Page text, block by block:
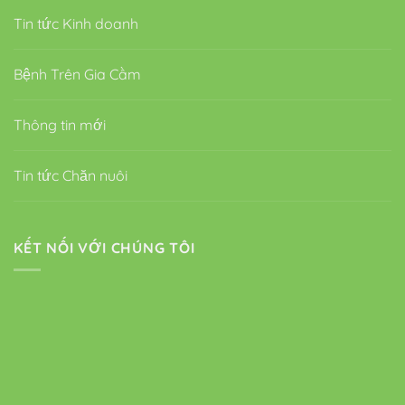
Tin tức Kinh doanh
Bệnh Trên Gia Cầm
Thông tin mới
Tin tức Chăn nuôi
KẾT NỐI VỚI CHÚNG TÔI